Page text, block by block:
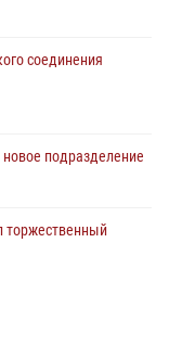
РХБ защиты
соединения
новое подразделение
торжественный